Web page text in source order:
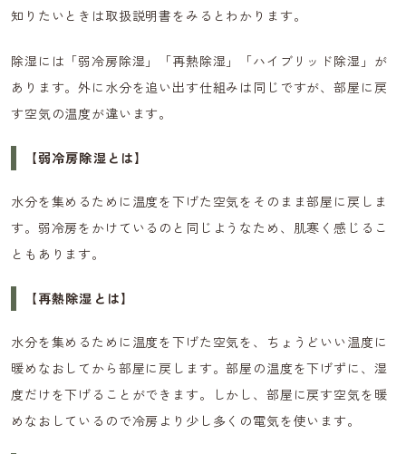
知りたいときは取扱説明書をみるとわかります。
除湿には「弱冷房除湿」「再熱除湿」「ハイブリッド除湿」が
あります。外に水分を追い出す仕組みは同じですが、部屋に戻
す空気の温度が違います。
【弱冷房除湿とは】
水分を集めるために温度を下げた空気をそのまま部屋に戻しま
す。弱冷房をかけているのと同じようなため、肌寒く感じるこ
ともあります。
【再熱除湿とは】
水分を集めるために温度を下げた空気を、ちょうどいい温度に
暖めなおしてから部屋に戻します。部屋の温度を下げずに、湿
度だけを下げることができます。しかし、部屋に戻す空気を暖
めなおしているので冷房より少し多くの電気を使います。